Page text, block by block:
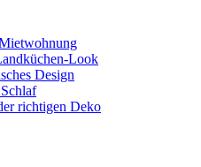
Look
Design
richtigen Deko